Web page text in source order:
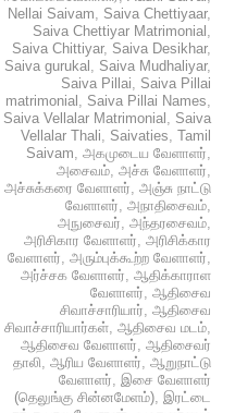
Nellai Saivam, Saiva Chettiyaar,
Saiva Chettiyar Matrimonial ,
Saiva Chittiyar, Saiva Desikhar,
Saiva gurukal , Saiva Mudhaliyar,
Saiva Pillai, Saiva Pillai
matrimonial , Saiva Pillai Names,
Saiva Vellalar Matrimonial , Saiva
Vellalar Thali, Saivaties, Tamil
Saivam, அகமுடைய வேளாளர்,
அசைவம், அச்சு வேளாளர்,
அச்சுக்கரை வேளாளர், அஞ்சு நாட்டு
வேளாளர், அநாதிசைவம்,
அநுசைவர், அந்தரசைவம்,
அரிசிகார வேளாளர், அரிசிக்கார
வேளாளர், அரும்புக்கூற்ற வேளாளர்,
அர்ச்சக வேளாளர், ஆதிக்காராள
வேளாளர், ஆதிசைவ
சிவாச்சாரியார், ஆதிசைவ
சிவாச்சாரியார்கள், ஆதிசைவ மடம்,
ஆதிசைவ வேளாளர், ஆதிசைவர்
தாலி, ஆரிய வேளாளர், ஆறுநாட்டு
வேளாளர், இசை வேளாளர்
(தெலுங்கு சின்னமேளம்), இரட்டை